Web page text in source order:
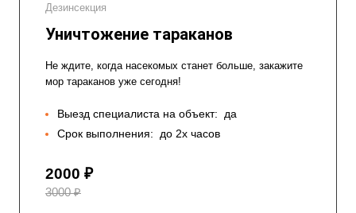
Дезинсекция
Уничтожение тараканов
Не ждите, когда насекомых станет больше, закажите
мор тараканов уже сегодня!
Выезд специалиста на объект:
да
Срок выполнения:
до 2х часов
2000 ₽
3000 ₽